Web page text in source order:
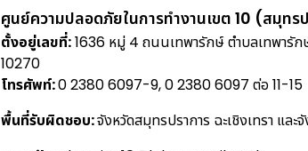
ศูนย์ความปลอดภัยในการทำงานเขต 10 (สมุทร
ตั้งอยู่เลขที่:1636 หมู่ 4 ถนนเทพารักษ์ ตำบลเทพารัก
10270
โทรศัพท์:0 2380 6097-9, 0 2380 6097 ต่อ 11-15
พื้นที่รับผิดชอบ:จังหวัดสมุทรปราการ ฉะเชิงเทรา แล